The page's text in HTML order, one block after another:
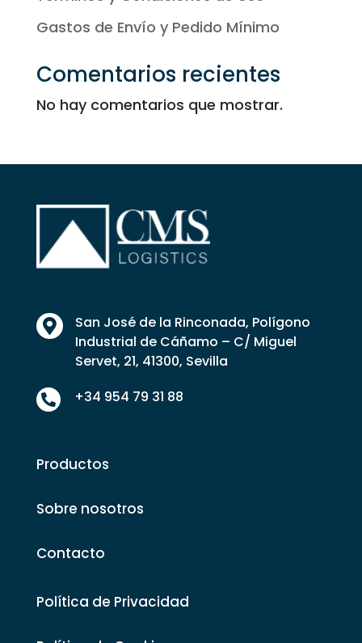
Gastos de Envío y Pedido Mínimo
Comentarios recientes
No hay comentarios que mostrar.

San José de la Rinconada, Polígono
Industrial de Cáñamo – C/ Miguel
Servet, 21, 41300, Sevilla
 +34 954 79 31 88
Productos
Sobre nosotros
Contacto
Política de Privacidad